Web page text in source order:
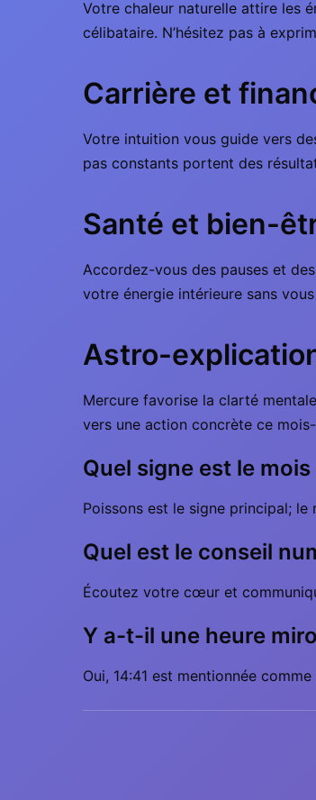
Votre chaleur naturelle attire les
célibataire. N’hésitez pas à
Carrière et
Votre intuition vous guide vers
pas constants portent des
Santé et bien-
Accordez-vous des pauses et
votre énergie intérieure sans vous
Astro-
Mercure favorise la clarté
vers une action concrète ce
Quel signe est le
Poissons est le signe principal;
Quel est le conseil
Écoutez votre cœur et
Y a-t-il une heure
Oui, 14:41 est mentionnée